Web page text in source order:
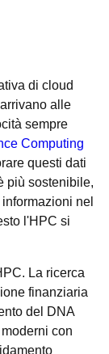
di cloud
alle
sempre
Computing
questi dati
più sostenibile,
nel
l'HPC si
La ricerca
finanziaria
del DNA
con